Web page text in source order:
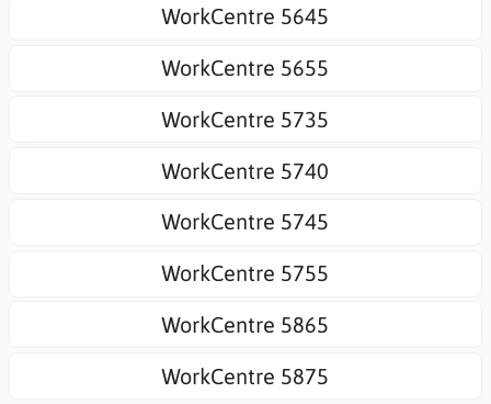
WorkCentre 5645
WorkCentre 5655
WorkCentre 5735
WorkCentre 5740
WorkCentre 5745
WorkCentre 5755
WorkCentre 5865
WorkCentre 5875